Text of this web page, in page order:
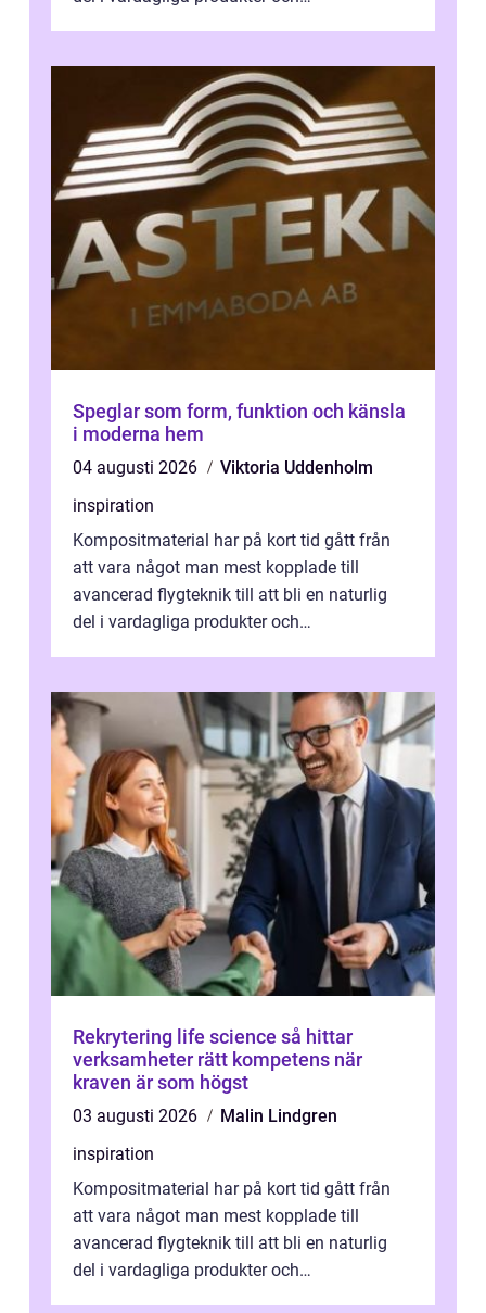
Speglar som form, funktion och känsla
i moderna hem
04 augusti 2026
Viktoria Uddenholm
inspiration
Kompositmaterial har på kort tid gått från
att vara något man mest kopplade till
avancerad flygteknik till att bli en naturlig
del i vardagliga produkter och
Rekrytering life science så hittar
verksamheter rätt kompetens när
kraven är som högst
03 augusti 2026
Malin Lindgren
inspiration
Kompositmaterial har på kort tid gått från
att vara något man mest kopplade till
avancerad flygteknik till att bli en naturlig
del i vardagliga produkter och